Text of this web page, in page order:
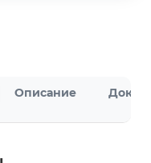
Описание